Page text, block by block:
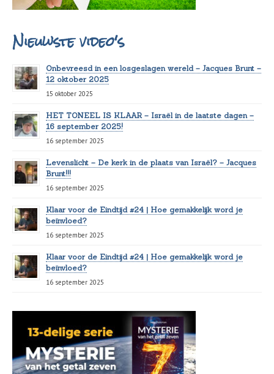
Nieuwste video's
Onbevreesd in een losgeslagen wereld – Jacques Brunt –
12 oktober 2025
15 oktober 2025
HET TONEEL IS KLAAR – Israël in de laatste dagen –
16 september 2025!
16 september 2025
Levenslicht – De kerk in de plaats van Israël? – Jacques
Brunt!!!
16 september 2025
Klaar voor de Eindtijd #24 | Hoe gemakkelijk word je
beïnvloed?
16 september 2025
Klaar voor de Eindtijd #24 | Hoe gemakkelijk word je
beïnvloed?
16 september 2025